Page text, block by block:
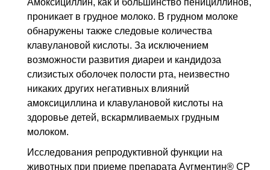
Амоксициллин, как и большинство пенициллинов,
проникает в грудное молоко. В грудном молоке
обнаружены также следовые количества
клавулановой кислоты. За исключением
возможности развития диареи и кандидоза
слизистых оболочек полости рта, неизвестно
никаких других негативных влияний
амоксициллина и клавулановой кислоты на
здоровье детей, вскармливаемых грудным
молоком.
Исследования репродуктивной функции на
животных при приеме препарата Аугментин® СР